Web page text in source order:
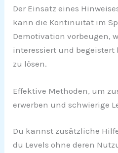
Der Einsatz eines
kann die Kontinuität im
Demotivation vorbeugen,
interessiert und begeistert
zu lösen.
Effektive Methoden, um
erwerben und schwierige
Du kannst zusätzliche
du Levels ohne deren